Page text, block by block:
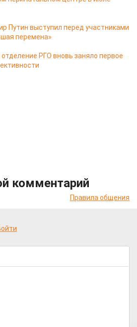
Путин выступил перед участниками
перемена»
РГО вновь заняло первое
комментарий
Правила общения